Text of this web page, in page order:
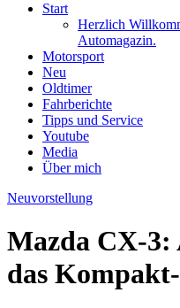
Start
Herzlich
Automagazin.
Motorsport
Neu
Oldtimer
Fahrberichte
Tipps und Service
Youtube
Media
Über mich
Neuvorstellung
Mazda CX-
das